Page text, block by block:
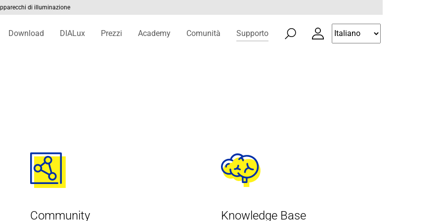
di illuminazione
Download DIALux Prezzi Academy Comunità Supporto(current)
Community Knowledge Base